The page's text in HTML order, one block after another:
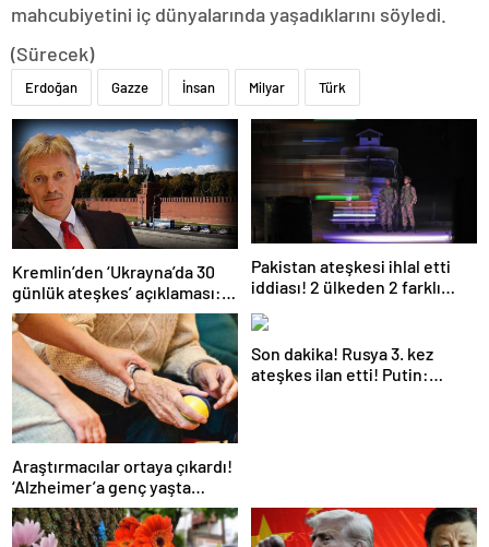
mahcubiyetini iç dünyalarında yaşadıklarını söyledi.
(Sürecek)
Erdoğan Gazze İnsan Milyar Türk
Kremlin’den ‘Ukrayna’da 30
günlük ateşkes’ açıklaması:
Bunu iyice düşünmeliyiz
Pakistan ateşkesi ihlal etti
iddiası! 2 ülkeden 2 farklı
Araştırmacılar ortaya çıkardı!
‘Alzheimer’a genç yaşta
yakalanabilirsiniz’
Son dakika! Rusya 3. kez
ateşkes ilan etti! Putin: